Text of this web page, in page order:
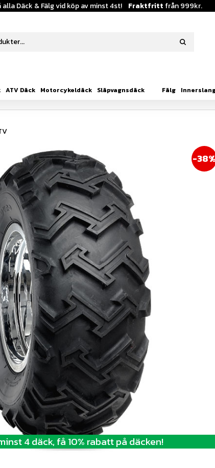
alla Däck & Fälg vid köp av minst 4st! Fraktfritt från 999kr.
ATV Däck Motorcykeldäck Släpvagnsdäck Fälg
4 däck, få 10% rabatt på däcken!
38%